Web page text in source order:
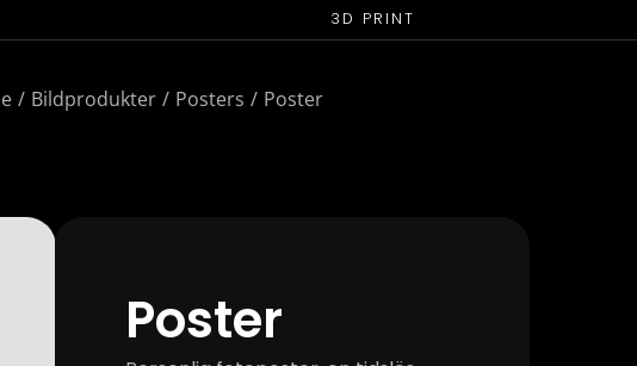
3D PRINT
Bildprodukter Posters Poster
Poster